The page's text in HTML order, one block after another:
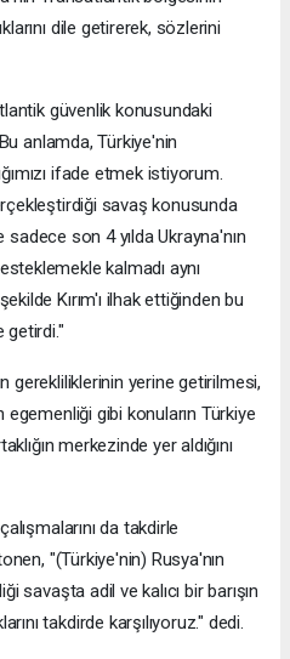
dile getirerek, sözlerini
güvenlik konusundaki
anlamda, Türkiye'nin
ifade etmek istiyorum.
savaş konusunda
sadece son 4 yılda Ukrayna'nın
kalmadı aynı
Kırım'ı ilhak ettiğinden bu
getirdi."
gerekliliklerinin yerine getirilmesi,
gibi konuların Türkiye
merkezinde yer aldığını
da takdirle
"(Türkiye'nin) Rusya'nın
savaşta adil ve kalıcı bir barışın
takdirde karşılıyoruz." dedi.